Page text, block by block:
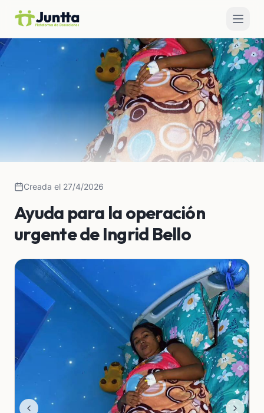
Creada el 27/4/2026
Ayuda para la operación
urgente de Ingrid Bello